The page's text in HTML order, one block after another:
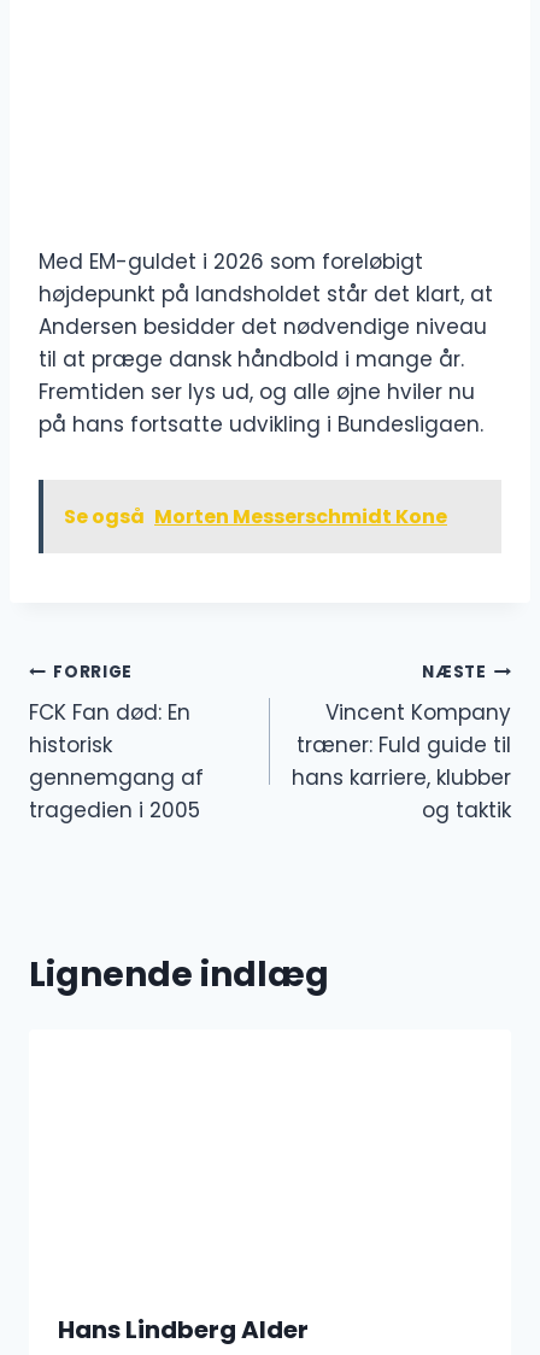
Med EM-guldet i 2026 som foreløbigt
højdepunkt på landsholdet står det klart, at
Andersen besidder det nødvendige niveau
til at præge dansk håndbold i mange år.
Fremtiden ser lys ud, og alle øjne hviler nu
på hans fortsatte udvikling i Bundesligaen.
Se også Morten Messerschmidt Kone
Indlægsnavigation
FORRIGE
FCK Fan død: En
historisk
gennemgang af
tragedien i 2005
NÆSTE
Vincent Kompany
træner: Fuld guide til
hans karriere, klubber
og taktik
Lignende indlæg
Hans Lindberg Alder